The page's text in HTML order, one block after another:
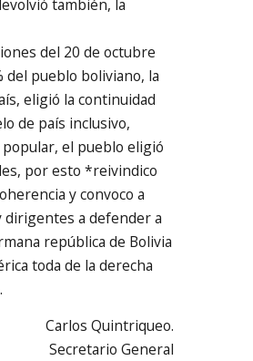
también, la
del 20 de octubre
del pueblo boliviano, la
eligió la continuidad
de país inclusivo,
el pueblo eligió
por esto *reivindico
y convoco a
dirigentes a defender a
república de Bolivia
toda de la derecha
Carlos Quintriqueo.
Secretario General